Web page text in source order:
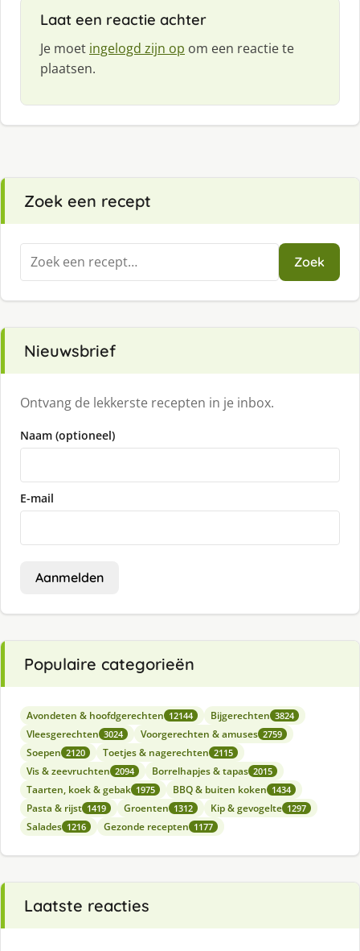
Laat een reactie achter
Je moet ingelogd zijn op om een reactie te
plaatsen.
Zoek een recept
Zoeken
naar:
Zoek
Nieuwsbrief
Ontvang de lekkerste recepten in je inbox.
Naam (optioneel)
E-mail
Aanmelden
Populaire categorieën
Avondeten & hoofdgerechten 12144 Bijgerechten 3824
Vleesgerechten 3024 Voorgerechten & amuses 2759
Soepen 2120 Toetjes & nagerechten 2115
Vis & zeevruchten 2094 Borrelhapjes & tapas 2015
Taarten, koek & gebak 1975 BBQ & buiten koken 1434
Pasta & rijst 1419 Groenten 1312 Kip & gevogelte 1297
Salades 1216 Gezonde recepten 1177
Laatste reacties